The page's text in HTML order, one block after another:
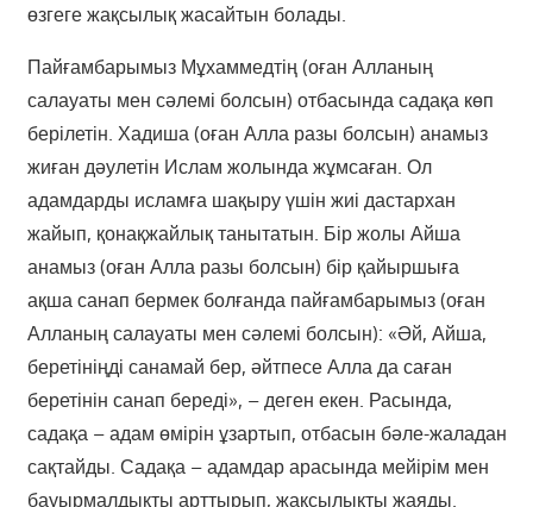
өзгеге жақсылық жасайтын болады.
Пайғамбарымыз Мұхаммедтің (оған Алланың
салауаты мен сәлемі болсын) отбасында садақа көп
берілетін. Хадиша (оған Алла разы болсын) анамыз
жиған дәулетін Ислам жолында жұмсаған. Ол
адамдарды исламға шақыру үшін жиі дастархан
жайып, қонақжайлық танытатын. Бір жолы Айша
анамыз (оған Алла разы болсын) бір қайыршыға
ақша санап бермек болғанда пайғамбарымыз (оған
Алланың салауаты мен сәлемі болсын): «Әй, Айша,
беретініңді санамай бер, әйтпесе Алла да саған
беретінін санап береді», – деген екен. Расында,
садақа – адам өмірін ұзартып, отбасын бәле-жаладан
сақтайды. Садақа – адамдар арасында мейірім мен
бауырмалдықты арттырып, жақсылықты жаяды.